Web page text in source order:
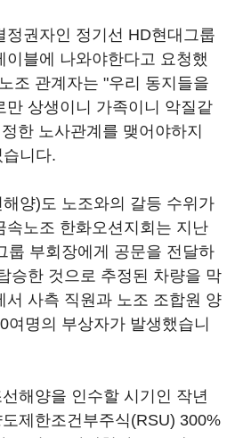
정권자인 정기선 HD현대그룹
이블에 나와야한다고 요청했
조 관계자는 "우리 동지들을
만 상생이니 가족이니 악질같
한 노사관계를 맺어야하지
니다.
양)도 노조와의 갈등 수위가
속노조 한화오션지회는 지난
룹 부회장에게 공문을 전달하
승한 것으로 추정된 차량을 막
서 사측 직원과 노조 조합원 양
여명의 부상자가 발생했습니
해양을 인수할 시기인 작년
제한조건부주식(RSU) 300%